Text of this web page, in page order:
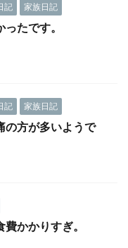
記 家族日記
たです。
記 家族日記
の方が多いようで
かかりすぎ。